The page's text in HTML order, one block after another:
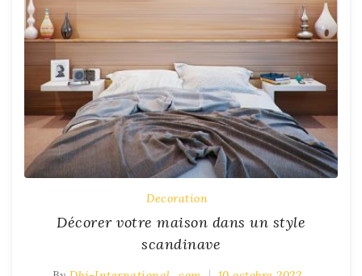
Decoration
Décorer votre maison dans un style
scandinave